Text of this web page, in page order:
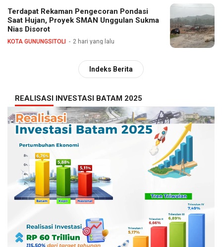
Terdapat Rekaman Pengecoran Pondasi
Saat Hujan, Proyek SMAN Unggulan Sukma
Nias Disorot
KOTA GUNUNGSITOLI 2 hari yang lalu
Indeks Berita
REALISASI INVESTASI BATAM 2025